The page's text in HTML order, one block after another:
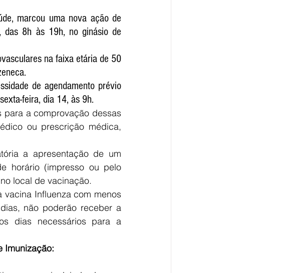
marcou uma nova ação de
das 8h às 19h, no ginásio de
na faixa etária de 50
de agendamento prévio
feira, dia 14, às 9h.
a comprovação dessas
ou prescrição médica,
a apresentação de um
horário (impresso ou pelo
local de vacinação.
Influenza com menos
não poderão receber a
dias necessários para a
Imunização: